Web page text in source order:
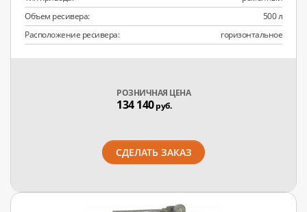
Объем ресивера:
500 л
Расположение ресивера:
горизонтальное
РОЗНИЧНАЯ ЦЕНА
134 140руб.
СДЕЛАТЬ ЗАКАЗ